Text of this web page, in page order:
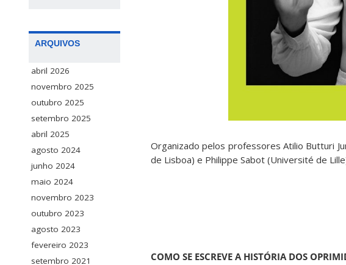
ARQUIVOS
abril 2026
novembro 2025
outubro 2025
setembro 2025
abril 2025
agosto 2024
junho 2024
maio 2024
novembro 2023
outubro 2023
agosto 2023
fevereiro 2023
setembro 2021
Organizado pelos professores Atilio Butturi
de Lisboa) e Philippe Sabot (Université de
COMO SE ESCREVE A HISTÓRIA DOS